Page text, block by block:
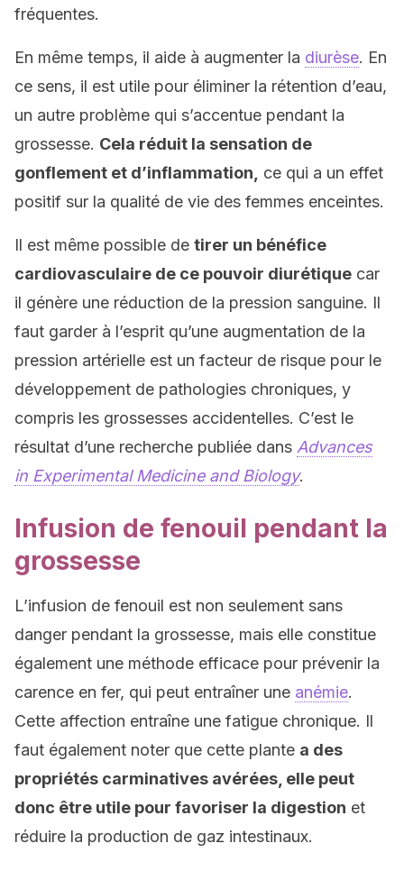
fréquentes.
En même temps, il aide à augmenter la diurèse. En
ce sens, il est utile pour éliminer la rétention d’eau,
un autre problème qui s’accentue pendant la
grossesse. Cela réduit la sensation de
gonflement et d’inflammation,
ce qui a un effet
positif sur la qualité de vie des femmes enceintes.
Il est même possible de tirer un bénéfice
cardiovasculaire de ce pouvoir diurétique car
il génère une réduction de la pression sanguine. Il
faut garder à l’esprit qu’une augmentation de la
pression artérielle est un facteur de risque pour le
développement de pathologies chroniques, y
compris les grossesses accidentelles. C’est le
résultat d’une recherche publiée dans Advances
in Experimental Medicine and Biology.
Infusion de fenouil pendant la
grossesse
L’infusion de fenouil est non seulement sans
danger pendant la grossesse, mais elle constitue
également une méthode efficace pour prévenir la
carence en fer, qui peut entraîner une anémie.
Cette affection entraîne une fatigue chronique. Il
faut également noter que cette plante a des
propriétés carminatives avérées, elle peut
donc être utile pour favoriser la digestion et
réduire la production de gaz intestinaux.